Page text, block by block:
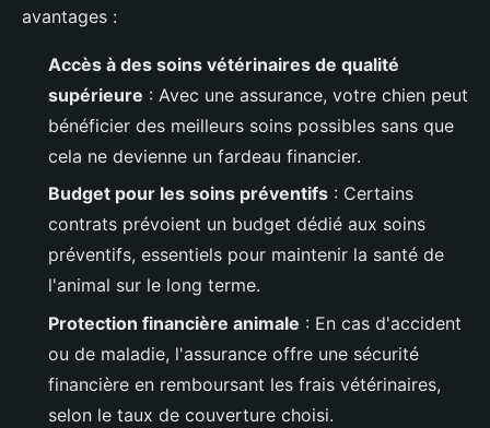
avantages :
Accès à des soins vétérinaires de qualité
supérieure : Avec une assurance, votre chien peut
bénéficier des meilleurs soins possibles sans que
cela ne devienne un fardeau financier.
Budget pour les soins préventifs : Certains
contrats prévoient un budget dédié aux soins
préventifs, essentiels pour maintenir la santé de
l'animal sur le long terme.
Protection financière animale : En cas d'accident
ou de maladie, l'assurance offre une sécurité
financière en remboursant les frais vétérinaires,
selon le taux de couverture choisi.